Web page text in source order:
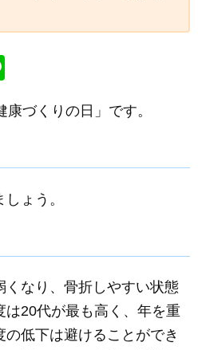
eづくりの日」です。
ょう。
くなり、骨折しやすい状態
は20代が最も高く、年を重
低下は避けることができ